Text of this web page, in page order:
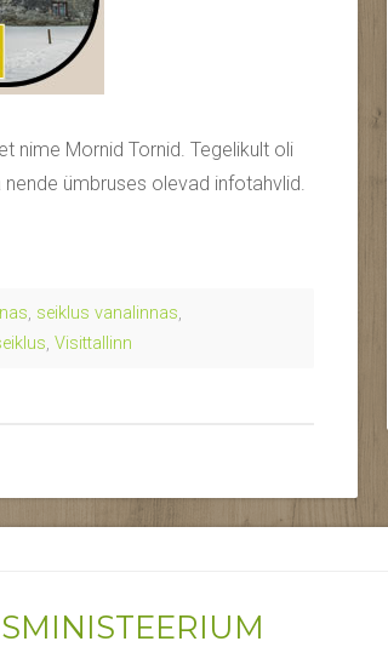
nime Mornid Tornid. Tegelikult oli
ümbruses olevad infotahvlid.
, seiklus vanalinnas,
, Visittallinn